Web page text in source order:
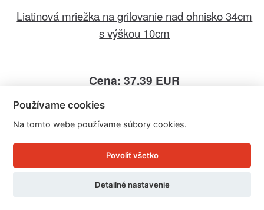
Liatinová mriežka na grilovanie nad ohnisko 34cm
s výškou 10cm
Cena: 37.39 EUR
U Vás doma 12. - 13. 8.
Používame cookies
Na tomto webe používame súbory cookies.
Povoliť všetko
Detailné nastavenie